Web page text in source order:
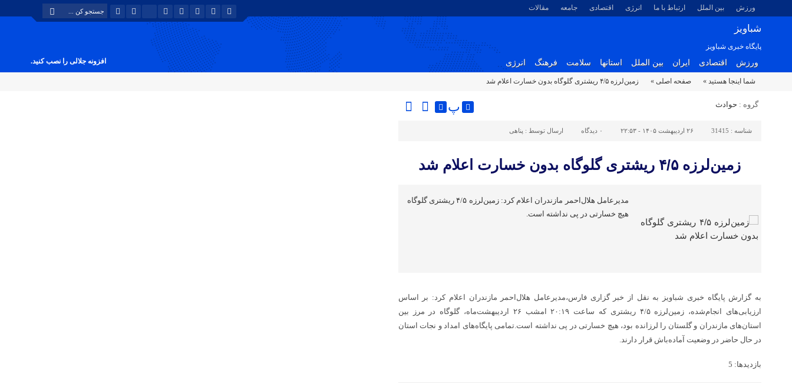
ورزش بین الملل ارتباط با ما انرژی اقتصادی جامعه مقالات
شباویز
پایگاه خبری شباویز
ورزش اقتصادی ایران بین الملل استانها سلامت فرهنگ انرژی افزونه جلالی را نصب کنید.
شما اینجا هستید » صفحه اصلی » زمین‌لرزه ۴/۵ ریشتری گلوگاه بدون خسارت اعلام شد
گروه : حوادث پ
شناسه : 31415 ۲۶ اردیبهشت ۱۴۰۵ - ۲۲:۵۳ ۰ دیدگاه ارسال توسط : پناهی
زمین‌لرزه ۴/۵ ریشتری گلوگاه بدون خسارت اعلام شد
مدیرعامل هلال‌احمر مازندران اعلام کرد: زمین‌لرزه ۴/۵ ریشتری گلوگاه
هیچ خسارتی در پی نداشته است.
به گزارش پایگاه خبری شباویز به نقل از خبر گزاری فارس،مدیرعامل هلال‌احمر مازندران اعلام کرد: بر اساس
ارزیابی‌های انجام‌شده، زمین‌لرزه ۴/۵ ریشتری که ساعت ۲۰:۱۹ امشب ۲۶ اردیبهشت‌ماه، گلوگاه در مرز بین
استان‌های مازندران و گلستان را لرزانده بود، هیچ خسارتی در پی نداشته است.تمامی پایگاه‌های امداد و نجات استان
در حال حاضر در وضعیت آماده‌باش قرار دارند.
بازدیدها: 5